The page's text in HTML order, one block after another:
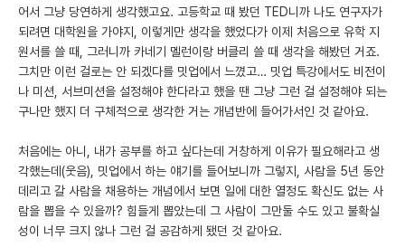
어서 그냥 당연하게 생각했고요. 고등학교 때 봤던 TED니까 나도 연구자가
되려면 대학원을 가야지, 이렇게만 생각을 했었다가 이제 처음으로 유학 지
원서를 쓸 때, 그러니까 카네기 멜런이랑 버클리 쓸 때 생각을 해봤던 거죠.
그치만 이런 걸로는 안 되겠다를 밋업에서 느꼈고… 밋업 특강에서도 비전이
나 미션, 서브미션을 설정해야 한다라고 했을 땐 그냥 그런 걸 설정해야 되는
구나만 했지 더 구체적으로 생각한 거는 개념반에 들어가서인 것 같아요.
처음에는 아니, 내가 공부를 하고 싶다는데 거창하게 이유가 필요해라고 생
각했는데(웃음), 밋업에서 하는 얘기를 들어보니까 그렇지, 사람을 5년 동안
데리고 갈 사람을 채용하는 개념에서 보면 일에 대한 열정도 확신도 없는 사
람을 뽑을 수 있을까? 힘들게 뽑았는데 그 사람이 그만둘 수도 있고 불확실
성이 너무 크지 않나 그런 걸 공감하게 됐던 것 같아요.